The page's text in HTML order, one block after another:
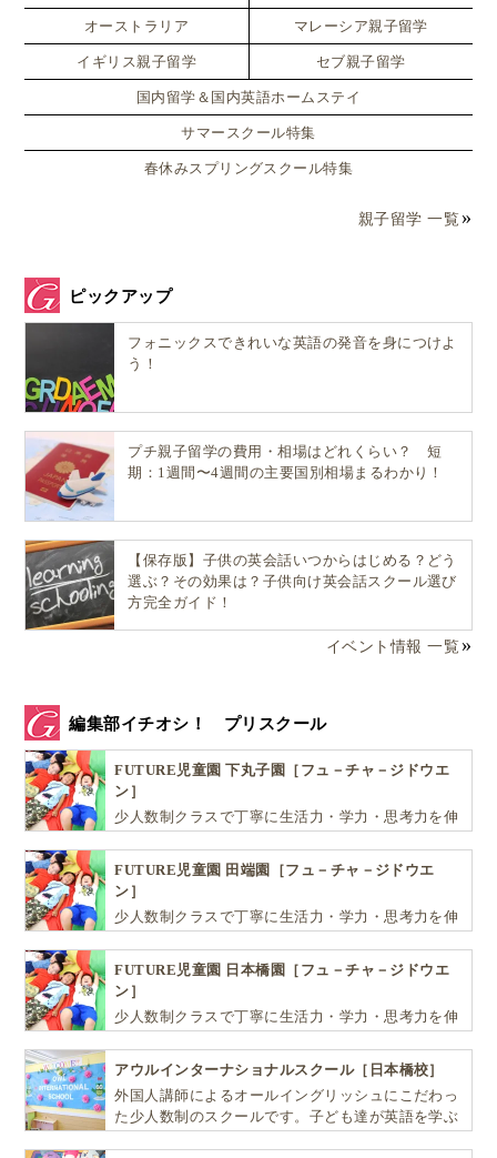
オーストラリア マレーシア親子留学
イギリス親子留学 セブ親子留学
国内留学＆国内英語ホームステイ
サマースクール特集
春休みスプリングスクール特集
親子留学 一覧
ピックアップ
フォニックスできれいな英語の発音を身につけよ
う！
プチ親子留学の費用・相場はどれくらい？ 短
期：1週間〜4週間の主要国別相場まるわかり！
【保存版】子供の英会話いつからはじめる？どう
選ぶ？その効果は？子供向け英会話スクール選び
方完全ガイド！
イベント情報 一覧
編集部イチオシ！ プリスクール
FUTURE児童園 下丸子園［フュ－チャ－ジドウエ
ン］
少人数制クラスで丁寧に生活力・学力・思考力を伸
FUTURE児童園 田端園［フュ－チャ－ジドウエ
ン］
少人数制クラスで丁寧に生活力・学力・思考力を伸
FUTURE児童園 日本橋園［フュ－チャ－ジドウエ
ン］
少人数制クラスで丁寧に生活力・学力・思考力を伸
アウルインターナショナルスクール［日本橋校］
外国人講師によるオールイングリッシュにこだわっ
た少人数制のスクールです。子ども達が英語を学ぶ